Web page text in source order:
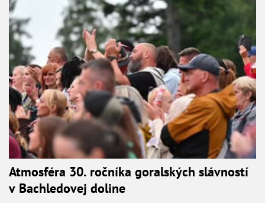
Atmosféra 30. ročníka goralských slávností
v Bachledovej doline